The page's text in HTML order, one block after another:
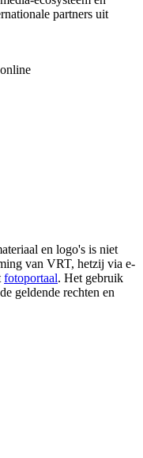
partners uit
en logo's is niet
van VRT, hetzij via e-
fotoportaal. Het gebruik
geldende rechten en